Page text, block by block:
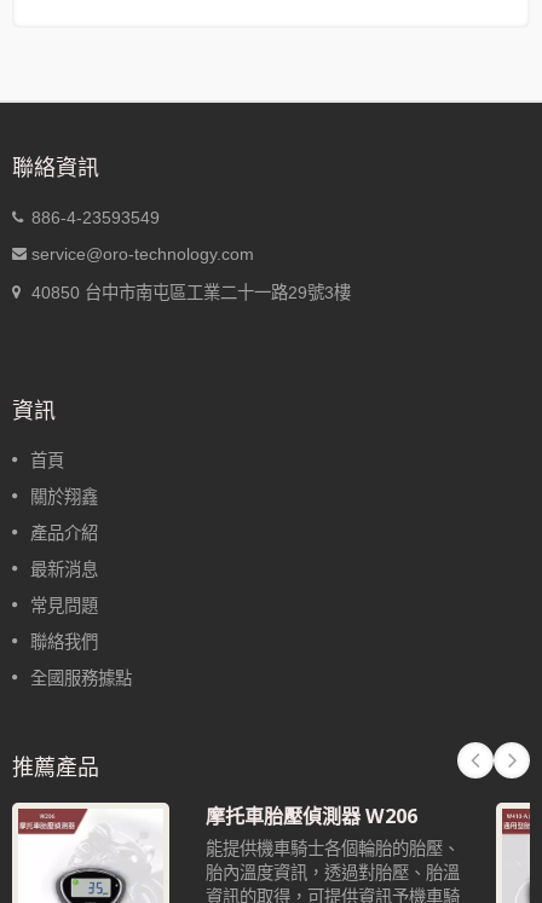
聯絡資訊
886-4-23593549
service@oro-technology.com
40850 台中市南屯區工業二十一路29號3樓
資訊
首頁
關於翔鑫
產品介紹
最新消息
常見問題
聯絡我們
全國服務據點
推薦產品
摩托車胎壓偵測器 W206
能提供機車騎士各個輪胎的胎壓、
胎內溫度資訊，透過對胎壓、胎溫
資訊的取得，可提供資訊予機車騎